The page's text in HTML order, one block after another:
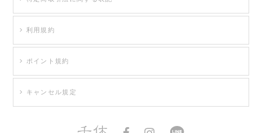
利用規約
ポイント規約
キャンセル規定